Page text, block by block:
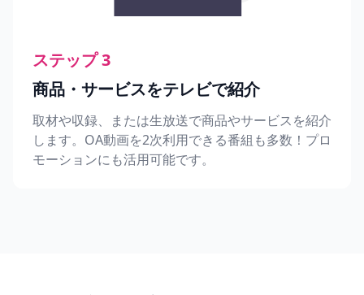
ステップ 3
商品・サービスをテレビで紹介
取材や収録、または生放送で商品やサービスを紹介
します。OA動画を2次利用できる番組も多数！プロ
モーションにも活用可能です。